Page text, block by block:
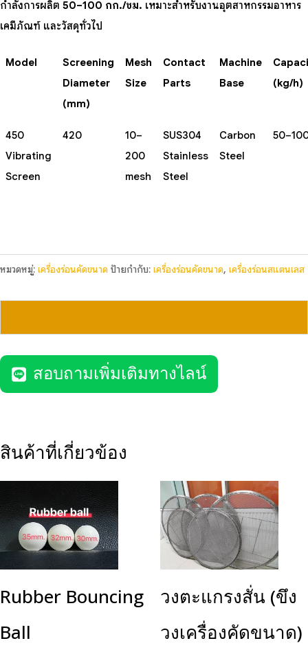
กำลังการผลิต 50–100 กก./ชม. เหมาะสำหรับงานอุตสาหกรรมอาหาร
เคมีภัณฑ์ และวัสดุทั่วไป
Model
Screening
Diameter
(mm)
Mesh
Size
Contact
Parts
Machine
Base
(kg/h)
450
Vibrating
Screen
420
10–
200
mesh
SUS304
Stainless
Steel
Carbon
Steel
หมวดหมู่: เครื่องร่อนคัดขนาด ป้ายกำกับ: เครื่องร่อนคัดขนาด, เครื่องร่อนสแตนเลส
สอบถามเพิ่มเติมทางไลน์
สินค้าที่เกี่ยวข้อง
Rubber Bouncing
Ball
วงตะแกรงสั่น (ขึง
วงเครื่องคัดขนาด)